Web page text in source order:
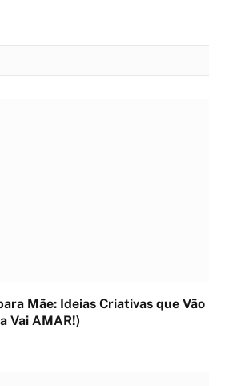
Mãe: Ideias Criativas que Vão
Vai AMAR!)